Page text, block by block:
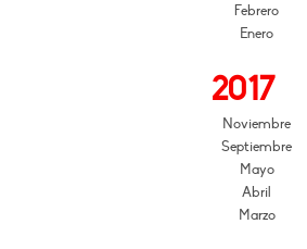
Febrero
Enero
2017
Noviembre
Septiembre
Mayo
Abril
Marzo